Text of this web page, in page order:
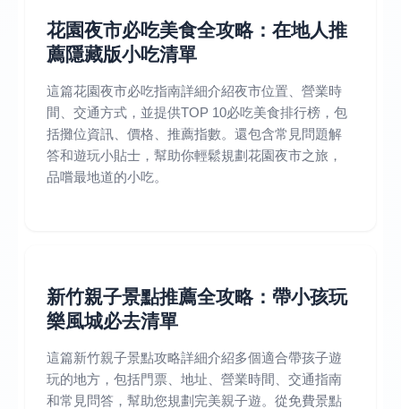
花園夜市必吃美食全攻略：在地人推
薦隱藏版小吃清單
這篇花園夜市必吃指南詳細介紹夜市位置、營業時
間、交通方式，並提供TOP 10必吃美食排行榜，包
括攤位資訊、價格、推薦指數。還包含常見問題解
答和遊玩小貼士，幫助你輕鬆規劃花園夜市之旅，
品嚐最地道的小吃。
新竹親子景點推薦全攻略：帶小孩玩
樂風城必去清單
這篇新竹親子景點攻略詳細介紹多個適合帶孩子遊
玩的地方，包括門票、地址、營業時間、交通指南
和常見問答，幫助您規劃完美親子遊。從免費景點